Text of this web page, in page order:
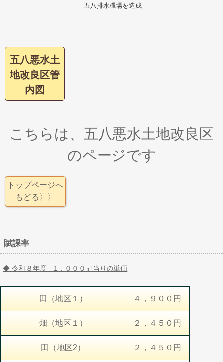
五八排水機場を造成
五八悪水土
地改良区管
内図
こちらは、五八悪水土地改良区
のページです
トップページへ
もどる〉〉
賦課率
◆ 令和８年度 1，０００㎡当りの単価
田（地区１） ４，９００円
畑（地区１） ２，４５０円
田（地区2） ２，４５０円